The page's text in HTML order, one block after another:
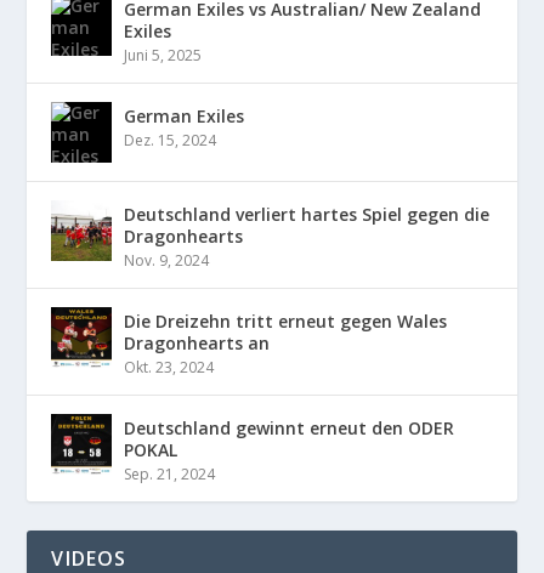
German Exiles vs Australian/ New Zealand
Exiles
Juni 5, 2025
German Exiles
Dez. 15, 2024
Deutschland verliert hartes Spiel gegen die
Dragonhearts
Nov. 9, 2024
Die Dreizehn tritt erneut gegen Wales
Dragonhearts an
Okt. 23, 2024
Deutschland gewinnt erneut den ODER
POKAL
Sep. 21, 2024
VIDEOS